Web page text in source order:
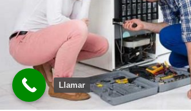
Llamar